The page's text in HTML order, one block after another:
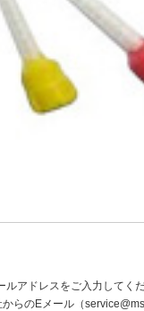
アドレスをご入力してく
らのEメール（